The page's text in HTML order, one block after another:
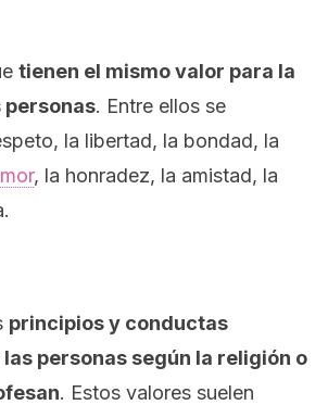
tienen el mismo valor para la
personas. Entre ellos se
la libertad, la bondad, la
, la honradez, la amistad, la
principios y conductas
personas según la religión o
. Estos valores suelen